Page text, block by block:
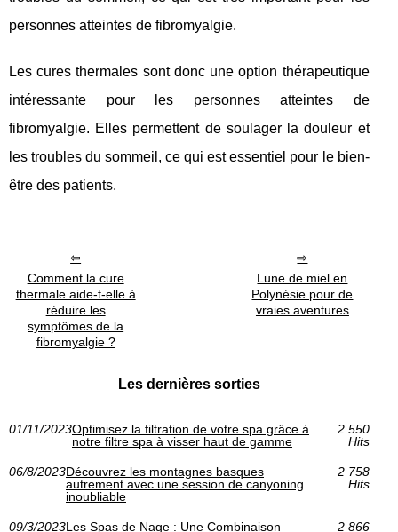
personnes atteintes de fibromyalgie.
Les cures thermales sont donc une option thérapeutique
intéressante pour les personnes atteintes de
fibromyalgie. Elles permettent de soulager la douleur et
les troubles du sommeil, ce qui est essentiel pour le bien-
être des patients.
Comment la cure
thermale aide-t-elle à
réduire les
symptômes de la
fibromyalgie ?
Lune de miel en
Polynésie pour de
vraies aventures
Les dernières sorties
01/11/2023Optimisez la filtration de votre spa grâce à
notre filtre spa à visser haut de gamme
2 550
Hits
06/8/2023Découvrez les montagnes basques
autrement avec une session de canyoning
inoubliable
2 758
Hits
09/3/2023Les Spas de Nage : Une Combinaison
2 866